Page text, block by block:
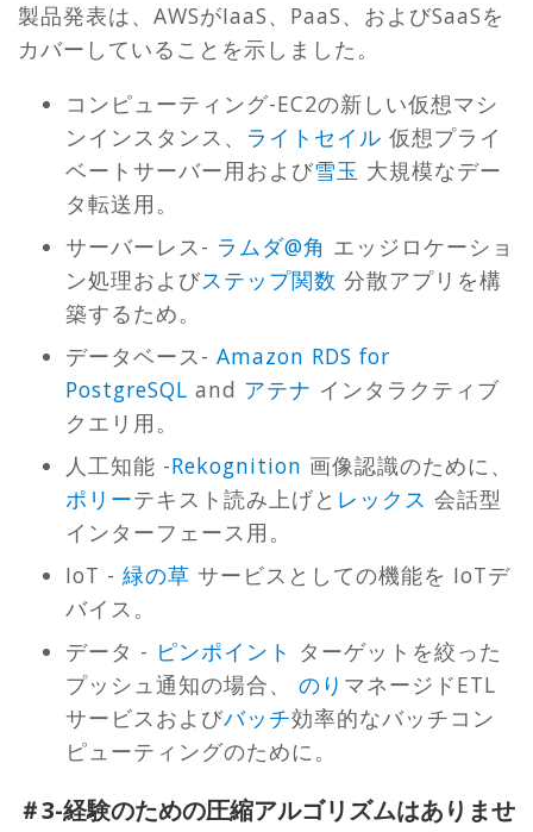
製品発表は、AWSがIaaS、PaaS、およびSaaSを
カバーしていることを示しました。
コンピューティング-EC2の新しい仮想マシ
ンインスタンス、 ライトセイル 仮想プライ
ベートサーバー用および雪玉 大規模なデー
タ転送用。
サーバーレス- ラムダ@角 エッジロケーショ
ン処理およびステップ関数 分散アプリを構
築するため。
データベース- Amazon RDS for
PostgreSQL and アテナ インタラクティブ
クエリ用。
人工知能 -Rekognition 画像認識のために、
ポリーテキスト読み上げと レックス 会話型
インターフェース用。
IoT - 緑の草 サービスとしての機能を IoTデ
バイス。
データ - ピンポイント ターゲットを絞った
プッシュ通知の場合、 のり マネージドETL
サービスおよびバッチ効率的なバッチコン
ピューティングのために。
＃3-経験のための圧縮アルゴリズムはありませ